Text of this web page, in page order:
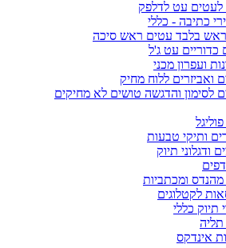
לעטים עט לדלפק
כתיבה - כללי
בלבד עטים ראש סיכה
כדוריים עט ג'ל
ועפרון מכני
ואביזרים ללוח מחיק
לסימון והדגשה טושים לא מחיקים
ותיקי טבעות
ודגלוני תיוק
מהנדס ומכתביות
לקטלוגים
תיוק כללי
תליה
אינדקס